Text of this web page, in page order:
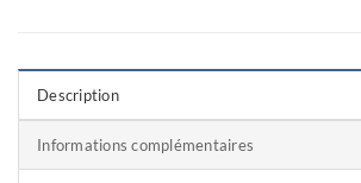
Description
Informations complémentaires